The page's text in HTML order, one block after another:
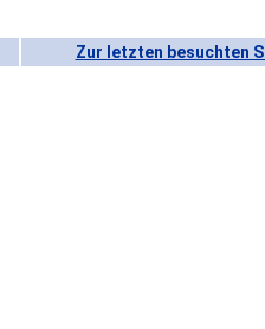
Zur letzten besuchten